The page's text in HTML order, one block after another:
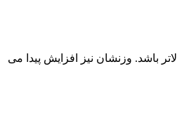
باشد. وزنشان نیز افزایش پیدا می